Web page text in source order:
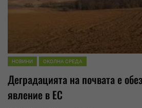
НОВИНИ ОКОЛНА СРЕДА
Деградацията на почвата е
явление в ЕС